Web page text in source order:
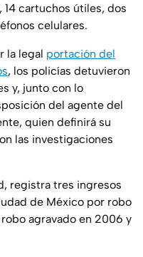
14 cartuchos útiles, dos
celulares.
la legal portación del
, los policías detuvieron
y, junto con lo
del agente del
quien definirá su
las investigaciones
registra tres ingresos
de México por robo
agravado en 2006 y